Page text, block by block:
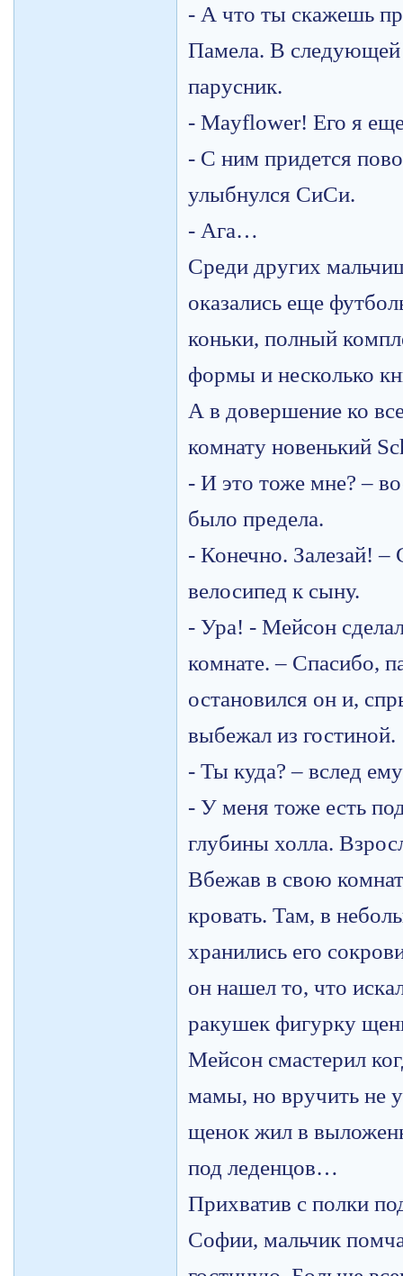
- А что ты скажешь
Памела. В следующей
парусник.
- Mayflower! Его я
- С ним придется
улыбнулся СиСи.
- Ага…
Среди других
оказались еще
коньки, полный
формы и несколько
А в довершение ко
комнату новенький
- И это тоже мне? –
было предела.
- Конечно. Залезай!
велосипед к сыну.
- Ура! - Мейсон
комнате. – Спасибо,
остановился он и,
выбежал из гостиной.
- Ты куда? – вслед
- У меня тоже есть
глубины холла.
Вбежав в свою
кровать. Там, в
хранились его
он нашел то, что
ракушек фигурку
Мейсон смастерил
мамы, но вручить не
щенок жил в
под леденцов…
Прихватив с полки
Софии, мальчик